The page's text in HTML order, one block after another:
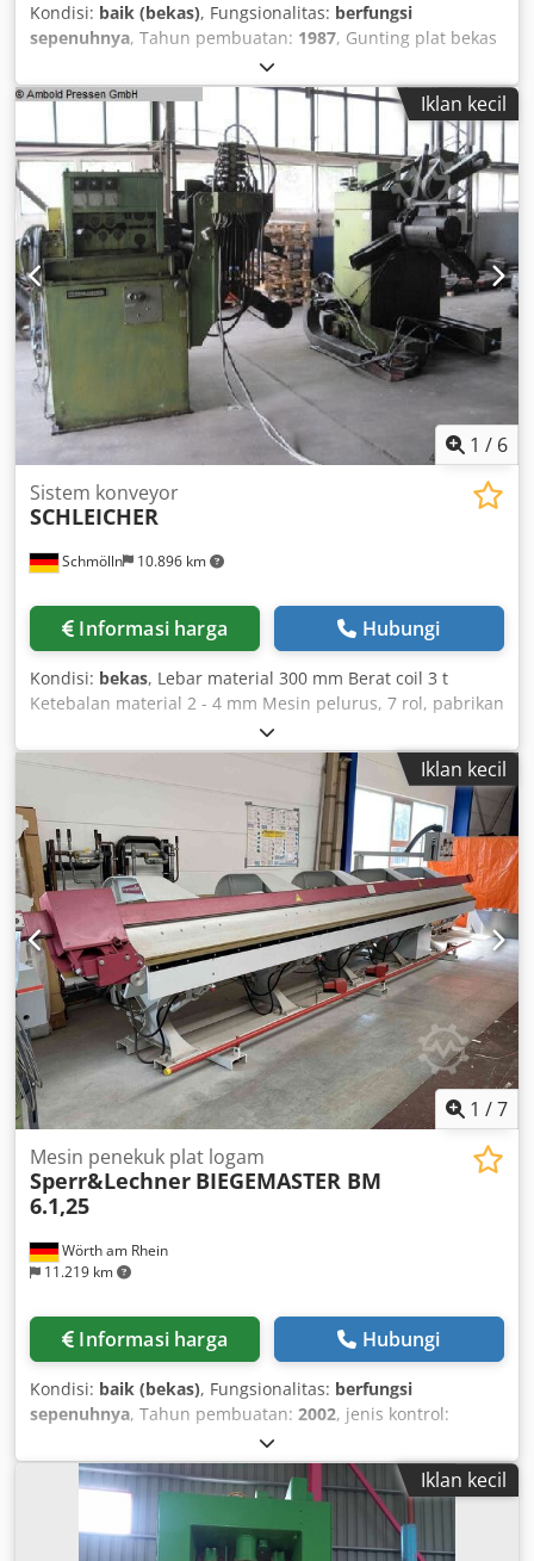
Kondisi: baik (bekas), Fungsionalitas: berfungsi
sepenuhnya, Tahun pembuatan: 1987, Gunting plat bekas
Safan 4 meter Tipe: VS 430 6 Crsdpfxoxtpwve Ah Def
Kapasitas: 4300 x 6 mm Tahun pembuatan: 1987 Stop
belakang elektrik dengan pembacaan NC Pengaturan
sudut potong
Iklan kecil
1 / 6
Schmölln 10.896 km
Sistem konveyor
SCHLEICHER
Informasi harga Hubungi
Kondisi: bekas, Lebar material 300 mm Berat coil 3 t
Ketebalan material 2 - 4 mm Mesin pelurus, 7 rol, pabrikan
Schleicher, tipe RM 6-95/160 Lebar strip: 300 mm
Ketebalan strip: 2 - 4 mm Luas penampang pelurusan:
1200 mm² Crsdpfocdrmmox Ah Dsf Tegangan: 220/380 V 50
Hz Daya: 3,1 kW Uncoiler dengan roller penekan, pabrikan
Schleicher, tipe H-3 Beban maks.: 3 t Lebar strip: 400 mm
Tegangan: 220/380 V 50 Hz Daya: 3,92 kW tanpa kontrol
Iklan kecil
1 /7
Wörth am Rhein
11.219 km
Mesin penekuk plat logam
Sperr&Lechner BIEGEMASTER BM
6.1,25
Informasi harga Hubungi
Kondisi: baik (bekas), Fungsionalitas: berfungsi
sepenuhnya, Tahun pembuatan: 2002, jenis kontrol:
6.200 mm
dokumentasi / manual, kendali jauh kaki, Mesin
pembengkok bekas, merek Biegemaster, model BM 6.1,25 –
Tersedia mulai akhir tahun 2026 – Tahun pembuatan: 2002
Panjang kerja: 6200 mm Kapasitas pembengkokan baja 400
Iklan kecil